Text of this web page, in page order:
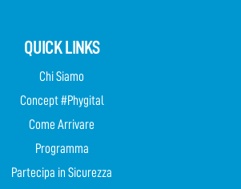
QUICK LINKS
Chi Siamo
Concept #Phygital
Come Arrivare
Programma
Partecipa in Sicurezza